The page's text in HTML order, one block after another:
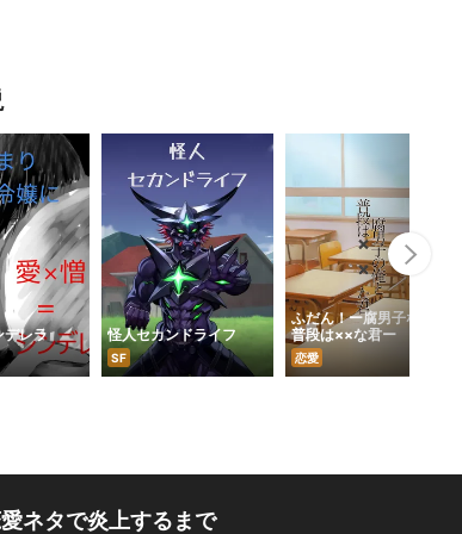
デレラ 怪人セカンドライフ
SF
ふだん！ー腐男子な俺と
普段は××な君ー
恋愛
ネタで炎上するまで